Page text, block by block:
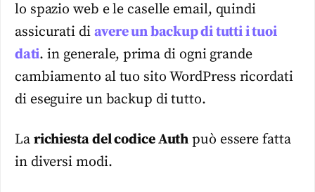
lo spazio web e le caselle email, quindi
assicurati di avere un backup di tutti i tuoi
dati. in generale, prima di ogni grande
cambiamento al tuo sito WordPress ricordati
di eseguire un backup di tutto.
La richiesta del codice Auth può essere fatta
in diversi modi.